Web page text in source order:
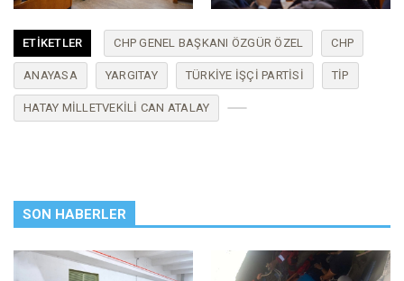
ETIKETLER CHP GENEL BAŞKANI ÖZGÜR ÖZEL CHP
ANAYASA YARGITAY TÜRKIYE İŞÇI PARTISI TİP
HATAY MILLETVEKILI CAN ATALAY
SON HABERLER